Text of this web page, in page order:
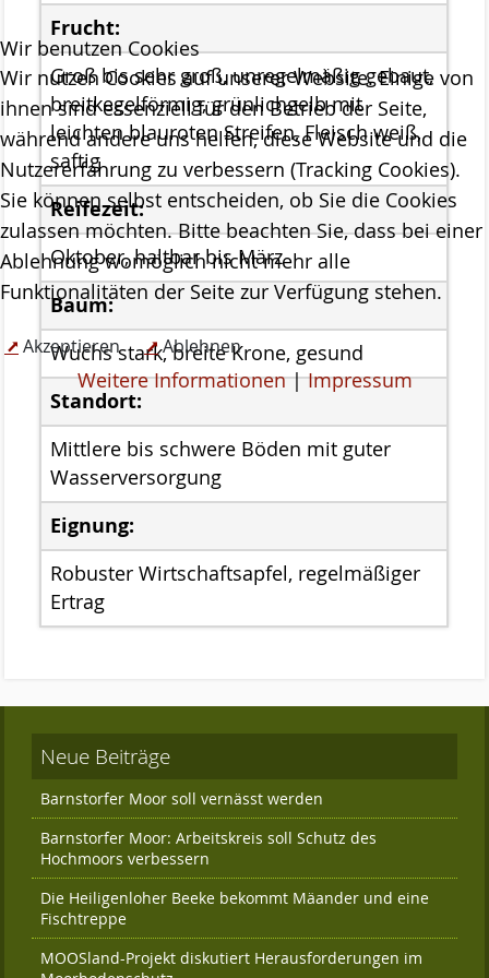
Projekte
ab 2023 MOOSland
ab 2022 PALUDIfarming
ab 2018 NRSP-CANAPE
ab 2013 DBU-Projekt
ab 2009 Ausstellung der Stiftung Naturschutz
Meldungen
Geschäftsstelle
Die Gremien der Stiftung Naturschutz
Der Vorstand
Das Kuratorium
Der Beirat
Finanzierung
Förderverein
Kontakt
Frucht:
Groß bis sehr groß, unregelmäßig gebaut,
breitkegelförmig, grünlichgelb mit
leichten blauroten Streifen, Fleisch weiß,
saftig
Reifezeit:
Oktober, haltbar bis März
Baum:
Wuchs stark, breite Krone, gesund
Standort:
Mittlere bis schwere Böden mit guter
Wasserversorgung
Eignung:
Robuster Wirtschaftsapfel, regelmäßiger
Ertrag
Neue Beiträge
Barnstorfer Moor soll vernässt werden
Barnstorfer Moor: Arbeitskreis soll Schutz des
Hochmoors verbessern
Die Heiligenloher Beeke bekommt Mäander und eine
Fischtreppe
MOOSland-Projekt diskutiert Herausforderungen im
Wir benutzen Cookies
Wir nutzen Cookies auf unserer Website. Einige von
ihnen sind essenziell für den Betrieb der Seite,
während andere uns helfen, diese Website und die
Nutzererfahrung zu verbessern (Tracking Cookies).
Sie können selbst entscheiden, ob Sie die Cookies
zulassen möchten. Bitte beachten Sie, dass bei einer
Ablehnung womöglich nicht mehr alle
Funktionalitäten der Seite zur Verfügung stehen.
Akzeptieren Ablehnen
Weitere Informationen|Impressum